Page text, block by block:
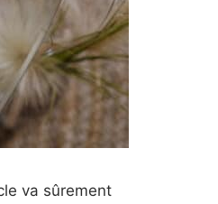
va sûrement